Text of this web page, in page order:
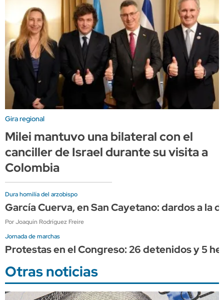
Gira regional
Milei mantuvo una bilateral con el
canciller de Israel durante su visita a
Colombia
Dura homilía del arzobispo
García Cuerva, en San Cayetano: dardos a la
Por Joaquín Rodríguez Freire
Jornada de marchas
Protestas en el Congreso: 26 detenidos y 5
Otras noticias